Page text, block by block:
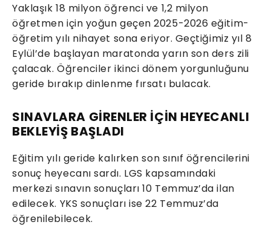
Yaklaşık 18 milyon öğrenci ve 1,2 milyon
öğretmen için yoğun geçen 2025-2026 eğitim-
öğretim yılı nihayet sona eriyor. Geçtiğimiz yıl 8
Eylül’de başlayan maratonda yarın son ders zili
çalacak. Öğrenciler ikinci dönem yorgunluğunu
geride bırakıp dinlenme fırsatı bulacak.
SINAVLARA GİRENLER İÇİN HEYECANLI
BEKLEYİŞ BAŞLADI
Eğitim yılı geride kalırken son sınıf öğrencilerini
sonuç heyecanı sardı. LGS kapsamındaki
merkezi sınavın sonuçları 10 Temmuz’da ilan
edilecek. YKS sonuçları ise 22 Temmuz’da
öğrenilebilecek.